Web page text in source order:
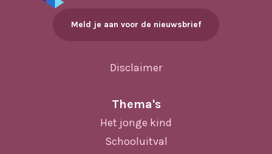
Meld je aan voor de nieuwsbrief
Disclaimer
Thema's
Het jonge kind
Schooluitval